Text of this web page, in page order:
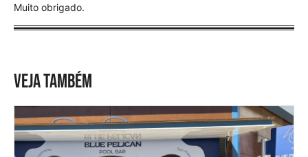
Muito obrigado.
VEJA TAMBÉM